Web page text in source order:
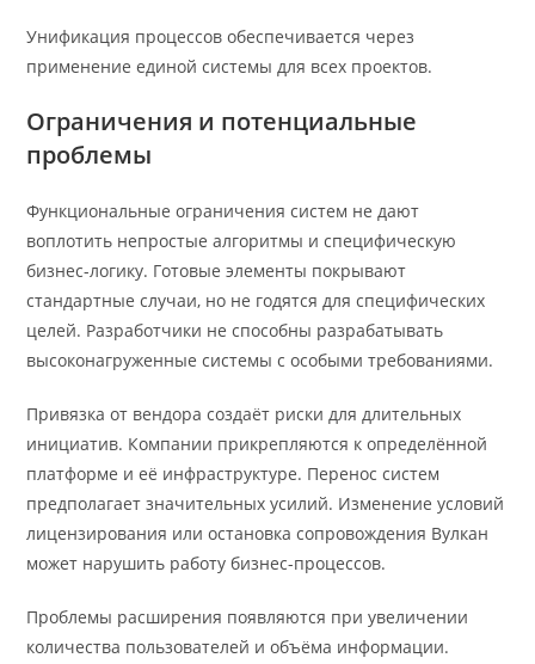
Унификация процессов обеспечивается через
применение единой системы для всех проектов.
Ограничения и потенциальные
проблемы
Функциональные ограничения систем не дают
воплотить непростые алгоритмы и специфическую
бизнес-логику. Готовые элементы покрывают
стандартные случаи, но не годятся для специфических
целей. Разработчики не способны разрабатывать
высоконагруженные системы с особыми требованиями.
Привязка от вендора создаёт риски для длительных
инициатив. Компании прикрепляются к определённой
платформе и её инфраструктуре. Перенос систем
предполагает значительных усилий. Изменение условий
лицензирования или остановка сопровождения Вулкан
может нарушить работу бизнес-процессов.
Проблемы расширения появляются при увеличении
количества пользователей и объёма информации.